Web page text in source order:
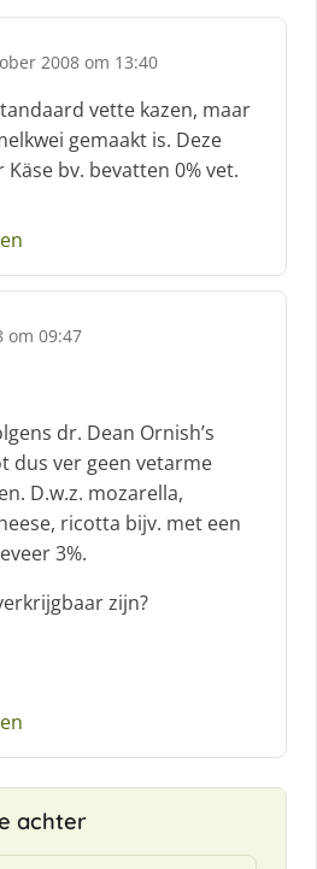
2008 om 13:40
vette kazen, maar
gemaakt is. Deze
bv. bevatten 0% vet.
om 09:47
dr. Dean Ornish’s
dus ver geen vetarme
D.w.z. mozarella,
ricotta bijv. met een
3%.
zijn?
achter